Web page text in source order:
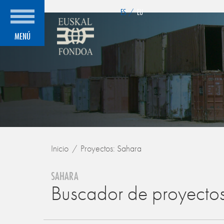
MENÚ
ES / EU
Inicio Proyectos: Sahara
SAHARA
Buscador de